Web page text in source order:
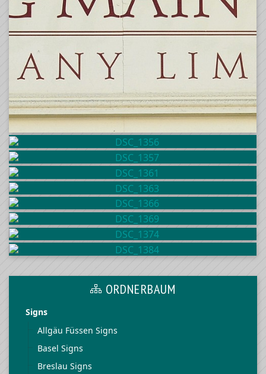
ORDNERBAUM
Signs
Allgäu Füssen Signs
Basel Signs
Breslau Signs